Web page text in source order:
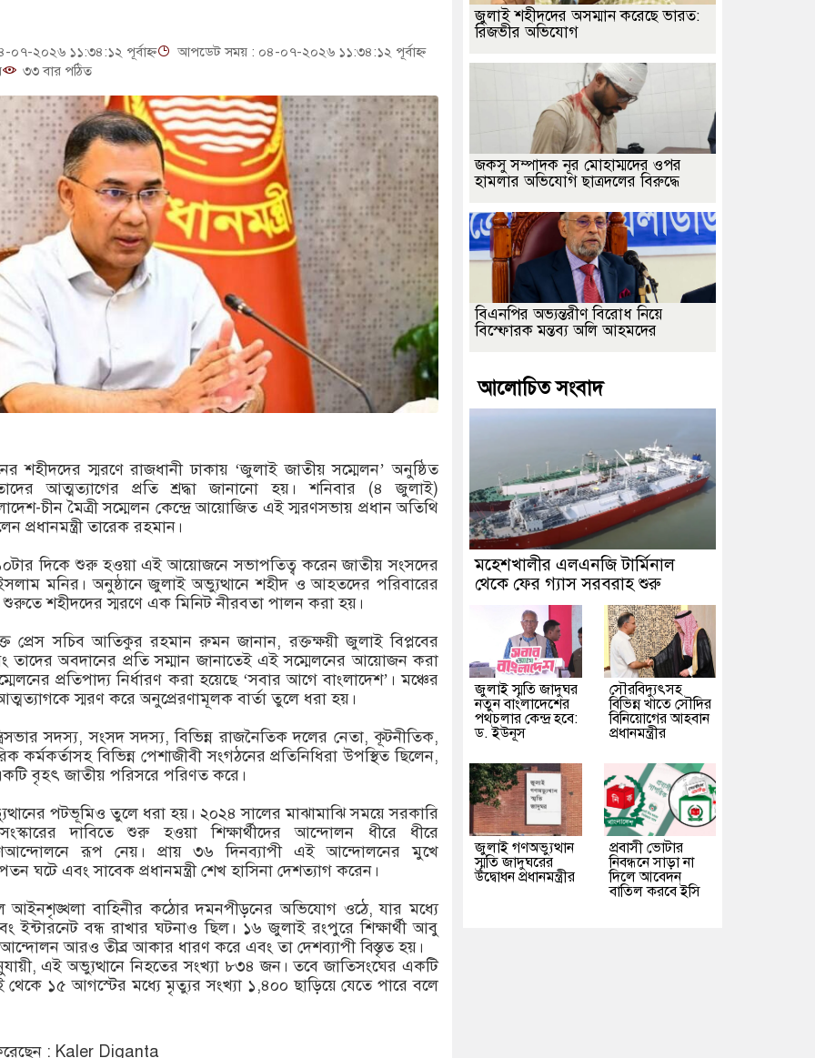
রুশ নাগরিকদের মারামারি: নিহত ১
২০২৬ ১১:৩৪:১২ পূর্বাহ্ন
আপডেট সময় : ০৪-০৭-২০২৬ ১১:৩৪:১২ পূর্বাহ্ন
৩৩ বার পঠিত
শহীদদের স্মরণে রাজধানী ঢাকায় ‘জুলাই জাতীয় সম্মেলন’ অনুষ্ঠিত
আত্মত্যাগের প্রতি শ্রদ্ধা জানানো হয়। শনিবার (৪ জুলাই)
চীন মৈত্রী সম্মেলন কেন্দ্রে আয়োজিত এই স্মরণসভায় প্রধান অতিথি
প্রধানমন্ত্রী তারেক রহমান।
দিকে শুরু হওয়া এই আয়োজনে সভাপতিত্ব করেন জাতীয় সংসদের
মনির। অনুষ্ঠানে জুলাই অভ্যুত্থানে শহীদ ও আহতদের পরিবারের
শহীদদের স্মরণে এক মিনিট নীরবতা পালন করা হয়।
প্রেস সচিব আতিকুর রহমান রুমন জানান, রক্তক্ষয়ী জুলাই বিপ্লবের
তাদের অবদানের প্রতি সম্মান জানাতেই এই সম্মেলনের আয়োজন করা
প্রতিপাদ্য নির্ধারণ করা হয়েছে ‘সবার আগে বাংলাদেশ’। মঞ্চের
স্মরণ করে অনুপ্রেরণামূলক বার্তা তুলে ধরা হয়।
সদস্য, সংসদ সদস্য, বিভিন্ন রাজনৈতিক দলের নেতা, কূটনীতিক,
কর্মকর্তাসহ বিভিন্ন পেশাজীবী সংগঠনের প্রতিনিধিরা উপস্থিত ছিলেন,
বৃহৎ জাতীয় পরিসরে পরিণত করে।
পটভূমিও তুলে ধরা হয়। ২০২৪ সালের মাঝামাঝি সময়ে সরকারি
দাবিতে শুরু হওয়া শিক্ষার্থীদের আন্দোলন ধীরে ধীরে
রূপ নেয়। প্রায় ৩৬ দিনব্যাপী এই আন্দোলনের মুখে
ঘটে এবং সাবেক প্রধানমন্ত্রী শেখ হাসিনা দেশত্যাগ করেন।
আইনশৃঙ্খলা বাহিনীর কঠোর দমনপীড়নের অভিযোগ ওঠে, যার মধ্যে
ইন্টারনেট বন্ধ রাখার ঘটনাও ছিল। ১৬ জুলাই রংপুরে শিক্ষার্থী আবু
আরও তীব্র আকার ধারণ করে এবং তা দেশব্যাপী বিস্তৃত হয়।
এই অভ্যুত্থানে নিহতের সংখ্যা ৮৩৪ জন। তবে জাতিসংঘের একটি
থেকে ১৫ আগস্টের মধ্যে মৃত্যুর সংখ্যা ১,৪০০ ছাড়িয়ে যেতে পারে বলে
: Kaler Diganta
জুলাই শহীদদের অসম্মান করেছে ভারত:
রিজভীর অভিযোগ
জকসু সম্পাদক নূর মোহাম্মদের ওপর
হামলার অভিযোগ ছাত্রদলের বিরুদ্ধে
বিএনপির অভ্যন্তরীণ বিরোধ নিয়ে
বিস্ফোরক মন্তব্য অলি আহমদের
আলোচিত সংবাদ
মহেশখালীর এলএনজি টার্মিনাল
থেকে ফের গ্যাস সরবরাহ শুরু
জুলাই স্মৃতি জাদুঘর
নতুন বাংলাদেশের
পথচলার কেন্দ্র হবে:
ড. ইউনূস
সৌরবিদ্যুৎসহ
বিভিন্ন খাতে সৌদির
বিনিয়োগের আহবান
প্রধানমন্ত্রীর
জুলাই গণঅভ্যুত্থান
স্মৃতি জাদুঘরের
উদ্বোধন প্রধানমন্ত্রীর
প্রবাসী ভোটার
নিবন্ধনে সাড়া না
দিলে আবেদন
বাতিল করবে ইসি